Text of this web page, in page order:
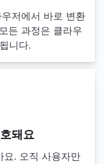
저에서 바로 변환
든 과정은 클라우
니다.
돼요
요. 오직 사용자만